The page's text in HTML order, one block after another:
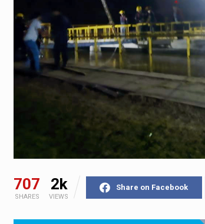
707
SHARES
2k
VIEWS
Share on Facebook